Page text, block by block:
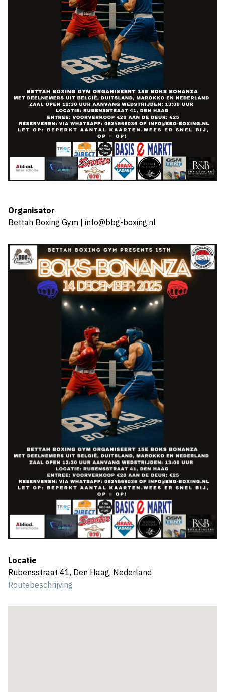
Organisator
Bettah Boxing Gym | info@bbg-boxing.nl
Locatie
Rubensstraat 41, Den Haag, Nederland
Routebeschrijving